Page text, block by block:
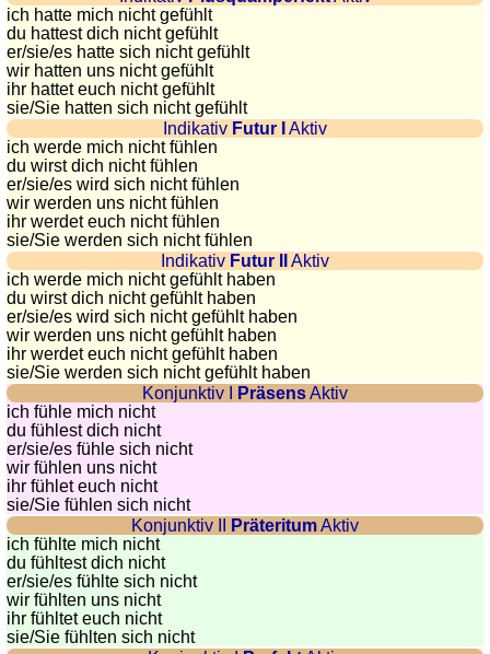
(pdf)
JEUX
Géographie
Quiz
de
côtes
et
fleuves
Quiz
de
géographie
Quiz
des
pays
Quiz
des
fleuves
et
des
villes
Quiz
des
drapeaux,
blasons,
ich hatte mich nicht gefühlt
du hattest dich nicht gefühlt
er/sie/es hatte sich nicht gefühlt
wir hatten uns nicht gefühlt
ihr hattet euch nicht gefühlt
sie/Sie hatten sich nicht gefühlt
Indikativ Futur I
Aktiv
ich werde mich nicht fühlen
du wirst dich nicht fühlen
er/sie/es wird sich nicht fühlen
wir werden uns nicht fühlen
ihr werdet euch nicht fühlen
sie/Sie werden sich nicht fühlen
Indikativ Futur II
Aktiv
ich werde mich nicht gefühlt haben
du wirst dich nicht gefühlt haben
er/sie/es wird sich nicht gefühlt haben
wir werden uns nicht gefühlt haben
ihr werdet euch nicht gefühlt haben
sie/Sie werden sich nicht gefühlt haben
Konjunktiv I
PräsensAktiv
ich fühle mich nicht
du fühlest dich nicht
er/sie/es fühle sich nicht
wir fühlen uns nicht
ihr fühlet euch nicht
sie/Sie fühlen sich nicht
Konjunktiv II
PräteritumAktiv
ich fühlte mich nicht
du fühltest dich nicht
er/sie/es fühlte sich nicht
wir fühlten uns nicht
ihr fühltet euch nicht
sie/Sie fühlten sich nicht